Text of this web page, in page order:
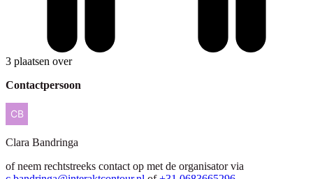
3 plaatsen over
Contactpersoon
Clara Bandringa
of neem rechtstreeks contact op met de organisator via